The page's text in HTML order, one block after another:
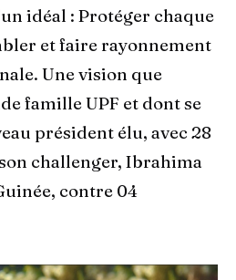
idéal : Protéger chaque
et faire rayonnement
Une vision que
famille UPF et dont se
président élu, avec 28
challenger, Ibrahima
contre 04